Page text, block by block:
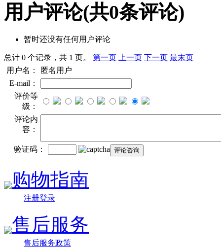
用户评论(共0条评论)
暂时还没有任何用户评论
总计 0 个记录，共 1 页。 第一页 上一页 下一页 最末页
用户名：
匿名用户
E-mail：
评价等
级：
评论内
容：
验证码：
购物指南
注册登录
售后服务
售后服务政策